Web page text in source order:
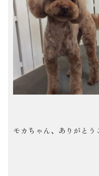
モカちゃん、ありがとう